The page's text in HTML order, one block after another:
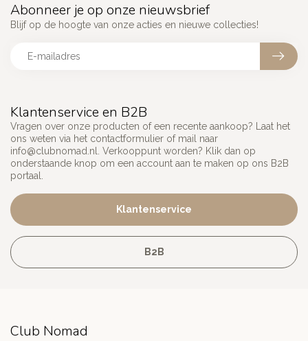
Klantenservice en B2B
Vragen over onze producten of een recente aankoop? Laat het
ons weten via het contactformulier of mail naar
info@clubnomad.nl
. Verkooppunt worden? Klik dan op
onderstaande knop om een account aan te maken op ons B2B
portaal.
Klantenservice
B2B
Abonneer je op onze nieuwsbrief
Blijf op de hoogte van onze acties en nieuwe collecties!
Club Nomad